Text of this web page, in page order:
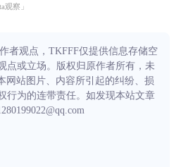
观察」
者观点，TKFFF仅提供信息存储空
点或立场。版权归原作者所有，未
网站图片、内容所引起的纠纷、损
行为的连带责任。如发现本站文章